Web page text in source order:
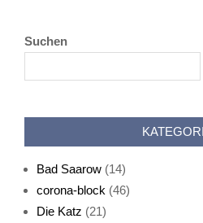
Suchen
Bad Saarow (14)
corona-block (46)
Die Katz (21)